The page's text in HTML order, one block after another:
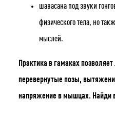
Укажите ваш
шавасана под звуки
физического тела, но
мыслей.
Практика в гамаках
перевернутые позы,
напряжение в мышцах. Найди